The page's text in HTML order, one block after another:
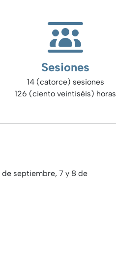
Sesiones
14 (catorce) sesiones
126 (ciento veintiséis) horas
de septiembre, 7 y 8 de